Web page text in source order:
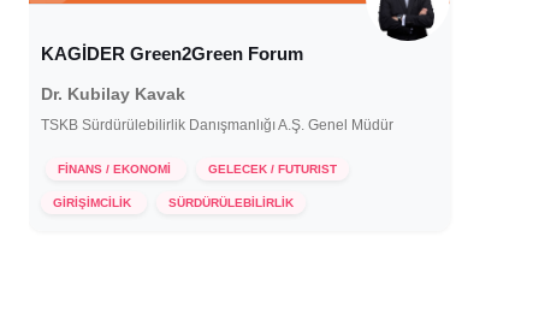
KAGİDER Green2Green Forum
Dr. Kubilay Kavak
TSKB Sürdürülebilirlik Danışmanlığı A.Ş. Genel Müdür
FİNANS / EKONOMİ GELECEK / FUTURIST
GİRİŞİMCİLİK SÜRDÜRÜLEBİLİRLİK